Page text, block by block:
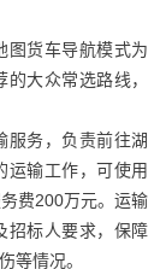
图货车导航模式为
大众常选路线，
服务，负责前往湖
运输工作，可使用
费200万元。运输
招标人要求，保障
等情况。